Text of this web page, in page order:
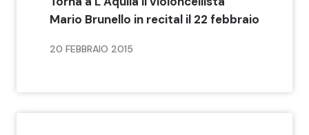
Mario Brunello in recital il 22 febbraio
20 FEBBRAIO 2015